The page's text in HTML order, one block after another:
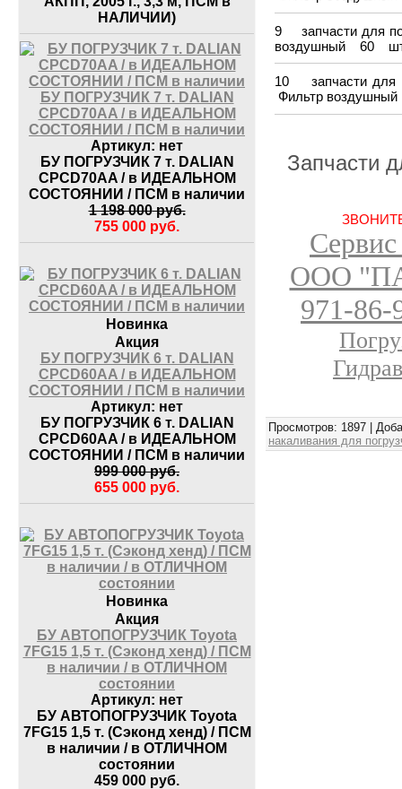
НАЛИЧИИ)
БУ ПОГРУЗЧИК 7 т. DALIAN
CPCD70AA / в ИДЕАЛЬНОМ
СОСТОЯНИИ / ПСМ в наличии
Артикул: нет
БУ ПОГРУЗЧИК 7 т. DALIAN
CPCD70AA / в ИДЕАЛЬНОМ
СОСТОЯНИИ / ПСМ в наличии
1 198 000руб.
755 000 руб.
Новинка
Акция
БУ ПОГРУЗЧИК 6 т. DALIAN
CPCD60AA / в ИДЕАЛЬНОМ
СОСТОЯНИИ / ПСМ в наличии
Артикул: нет
БУ ПОГРУЗЧИК 6 т. DALIAN
CPCD60AA / в ИДЕАЛЬНОМ
СОСТОЯНИИ / ПСМ в наличии
999 000руб.
655 000 руб.
Новинка
Акция
БУ АВТОПОГРУЗЧИК Toyota
7FG15 1,5 т. (Сэконд хенд) / ПСМ
в наличии / в ОТЛИЧНОМ
состоянии
Артикул: нет
БУ АВТОПОГРУЗЧИК Toyota
7FG15 1,5 т. (Сэконд хенд) / ПСМ
в наличии / в ОТЛИЧНОМ
состоянии
459 000 руб.
9 запчасти для
воздушный 60
10 запчасти
Фильтр
Запчасти
ООО
971-86-
Просмотров: 1897 |
накаливания для